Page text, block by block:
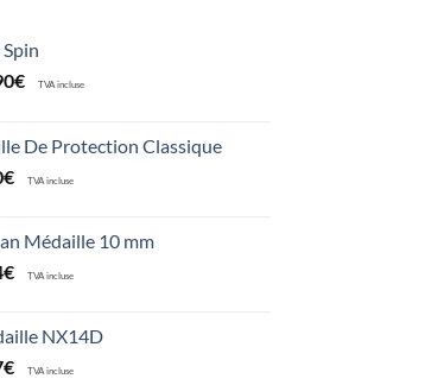
€ TVA incluse
De Protection Classique
€ TVA incluse
Médaille 10 mm
€ TVA incluse
NX14D
€ TVA incluse